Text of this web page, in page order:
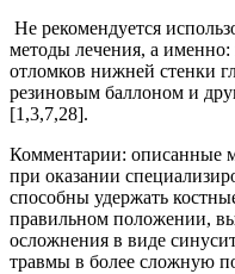
Не рекомендуется
методы лечения, а
отломков нижней стенки
резиновым баллоном и
[1,3,7,28].
Комментарии: описанные
при оказании
способны удержать
правильном положении,
осложнения в виде
травмы в более сложную